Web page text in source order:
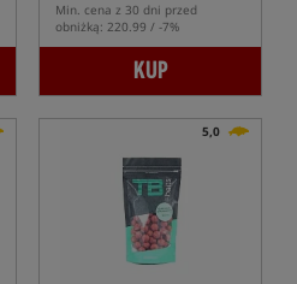
Min. cena z 30 dni przed
obniżką: 220.99 / -7%
KUP
5,0